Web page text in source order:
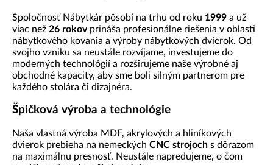
Spoločnosť Nábytkár pôsobí na trhu od roku 1999 a už
viac než 26 rokovprináša profesionálne riešenia v oblasti
nábytkového kovania a výroby nábytkových dvierok. Od
svojho vzniku sa neustále rozvíjame, investujeme do
moderných technológií a rozširujeme naše výrobné aj
obchodné kapacity, aby sme boli silným partnerom pre
každého stolára či dizajnéra.
Špičková výroba a technológie
Naša vlastná výroba MDF, akrylových a hliníkových
dvierok prebieha na nemeckých CNC strojoch s dôrazom
na maximálnu presnosť. Neustále napredujeme, o čom